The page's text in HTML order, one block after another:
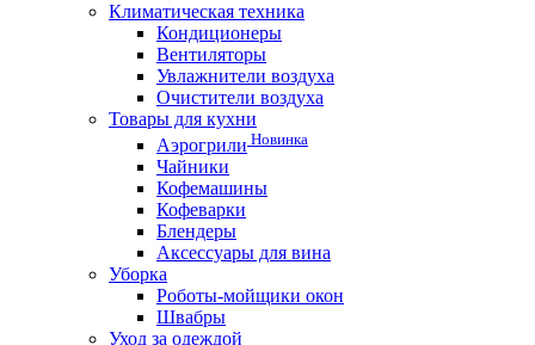
Климатическая техника
Кондиционеры
Вентиляторы
Увлажнители воздуха
Очистители воздуха
Товары для кухни
Аэрогрили Новинка
Чайники
Кофемашины
Кофеварки
Блендеры
Аксессуары для вина
Уборка
Роботы-мойщики окон
Швабры
Уход за одеждой